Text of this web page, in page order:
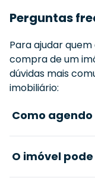
Perguntas
Para ajudar
compra de um
dúvidas mais
imobiliário:
Como
O imóvel